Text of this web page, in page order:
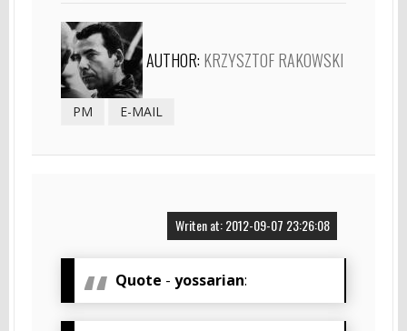
AUTHOR: KRZYSZTOF RAKOWSKI
PM E-MAIL
Writen at: 2012-09-07 23:26:08
Quote - yossarian: